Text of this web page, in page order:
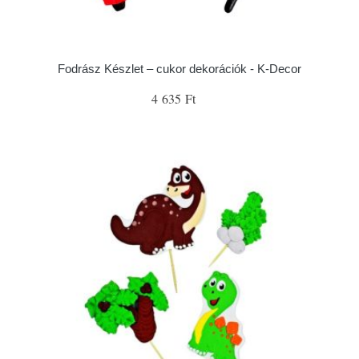
Fodrász Készlet – cukor dekorációk - K-Decor
4 635 Ft